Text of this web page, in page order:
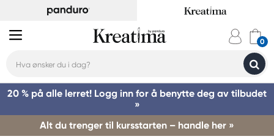
20 % på alle lerret! Logg inn for å benytte deg av tilbudet
»
Alt du trenger til kursstarten – handle her »